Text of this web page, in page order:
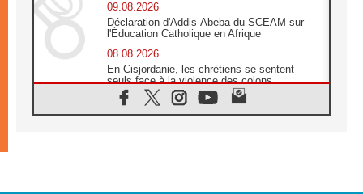
09.08.2026
Déclaration d'Addis-Abeba du SCEAM sur
l'Éducation Catholique en Afrique
08.08.2026
En Cisjordanie, les chrétiens se sentent
seuls face à la violence des colons
08.08.2026
Léon XIV au sanctuaire de Notre Dame du